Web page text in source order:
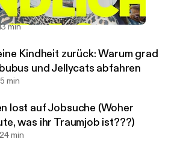
als sich alles verändert hat
als sich alles verändert hat
min
Kindheit zurück: Warum grad
und Jellycats abfahren
min
lost auf Jobsuche (Woher
was ihr Traumjob ist???)
24 min